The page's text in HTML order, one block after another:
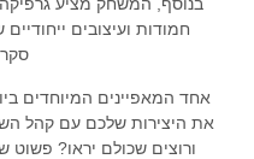
בנוסף, המשחק מציע
חמודות ועיצובים
אחד המאפיינים המיוחדים
את היצירות שלכם עם קהל
ורוצים שכולם יראו? פשוט